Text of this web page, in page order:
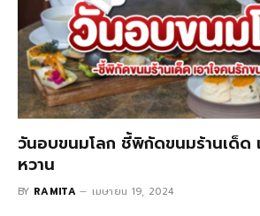
วันอบขนมโลก ชี้พิกัดขนมร้านเด็ด
หวาน
BY RAMITA เมษายน 19, 2024